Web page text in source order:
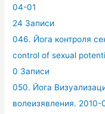
04-01
24 Записи
046. Йога контроля
control of sexual
0 Записи
050. Йога
волеизявления. 2010-